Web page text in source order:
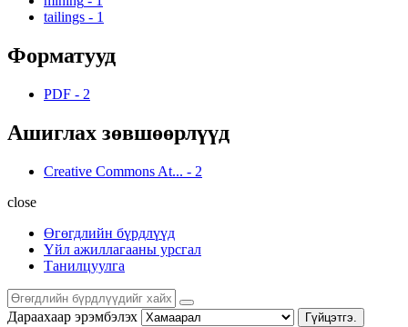
tailings - 1
Форматууд
PDF - 2
Ашиглах зөвшөөрлүүд
Creative Commons At... - 2
close
Өгөгдлийн бүрдлүүд
Үйл ажиллагааны урсгал
Танилцуулга
Дараахаар эрэмбэлэх Гүйцэтгэ.